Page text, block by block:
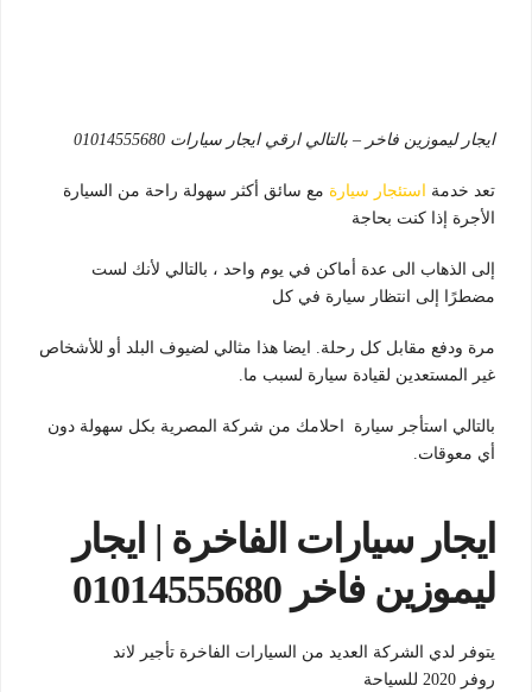
ايجار ليموزين فاخر – بالتالي ارقي ايجار سيارات 01014555680
تعد خدمة استئجار سيارة مع سائق أكثر سهولة راحة من السيارة
الأجرة إذا كنت بحاجة
إلى الذهاب الى عدة أماكن في يوم واحد ، بالتالي لأنك لست
مضطرًا إلى انتظار سيارة في كل
مرة ودفع مقابل كل رحلة. ايضا هذا مثالي لضيوف البلد أو للأشخاص
غير المستعدين لقيادة سيارة لسبب ما.
بالتالي استأجر سيارة احلامك من شركة المصرية بكل سهولة دون
أي معوقات.
ايجار سيارات الفاخرة | ايجار
ليموزين فاخر 01014555680
يتوفر لدي الشركة العديد من السيارات الفاخرة تأجير لاند
روفر 2020 للسياحة